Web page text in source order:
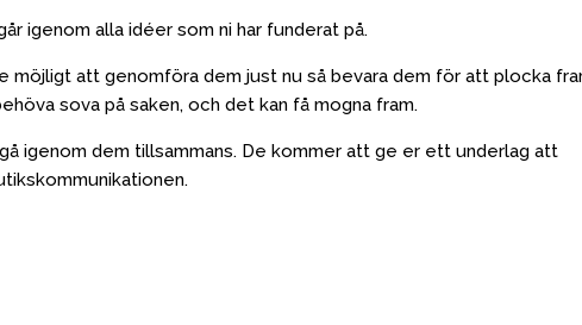
igenom alla idéer som ni har funderat på.
möjligt att genomföra dem just nu så bevara dem för att plocka
sova på saken, och det kan få mogna fram.
igenom dem tillsammans. De kommer att ge er ett underlag att